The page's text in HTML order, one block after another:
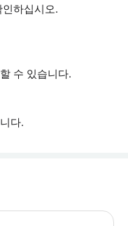
하십시오.
수 있습니다.
다.